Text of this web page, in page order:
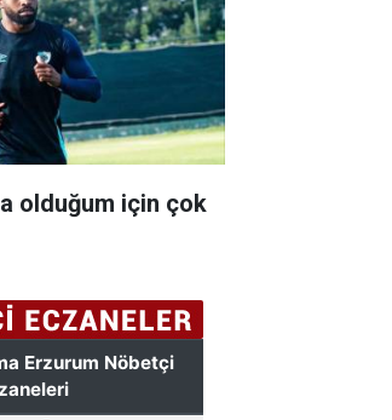
olduğum için çok